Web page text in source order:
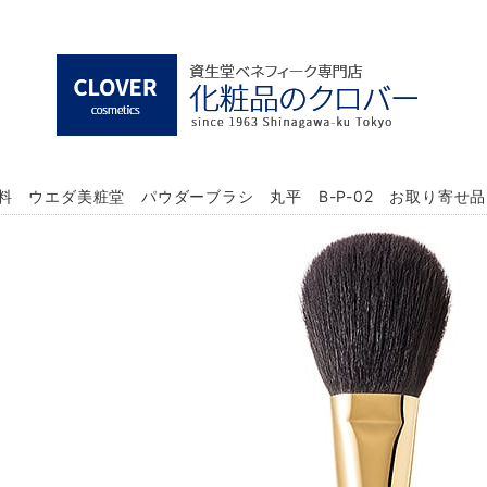
ウエダ美粧堂 パウダーブラシ 丸平 B-P-02 お取り寄せ品